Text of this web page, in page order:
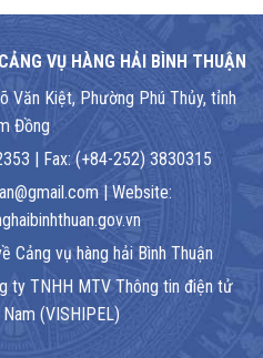
VỤ HÀNG HẢI BÌNH THUẬN
Văn Kiệt, Phường Phú Thủy, tỉnh
Đồng
| Fax: (+84-252) 3830315
| Website:
vụ hàng hải Bình Thuận
ty TNHH MTV Thông tin điện tử
(VISHIPEL)